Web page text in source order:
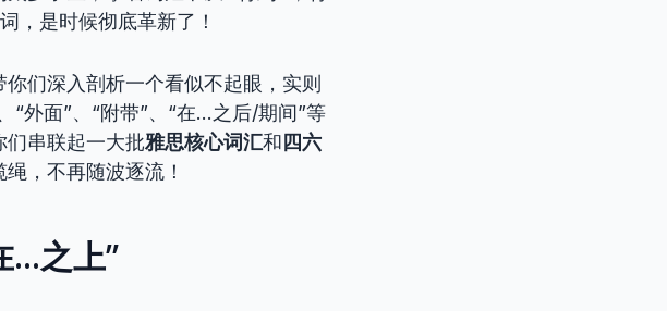
，是时候彻底革新了！
们深入剖析一个看似不起眼，实则
“外面”、“附带”、“在…之后/期间”等
串联起一大批雅思核心词汇和四六
，不再随波逐流！
…之上”